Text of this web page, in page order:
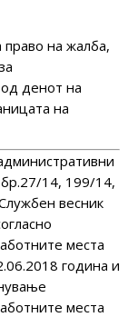
на жалба,
денот на
на
14, 199/14,
весник
места
година и
места